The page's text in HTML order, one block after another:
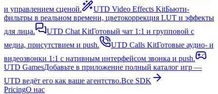
и управлением сценой.
UTD Video Effects KitБьюти-
фильтры в реальном времени, цветокоррекция LUT и эффекты
для лица.
UTD Chat KitГотовый чат 1:1 и групповой с
медиа, присутствием и push.
UTD Calls KitГотовые аудио- и
видеозвонки 1:1 с нативным интерфейсом звонка и push.
UTD GamesДобавьте в приложение полный каталог игр —
UTD ведёт его как ваше агентство.Все SDK
PricingО нас